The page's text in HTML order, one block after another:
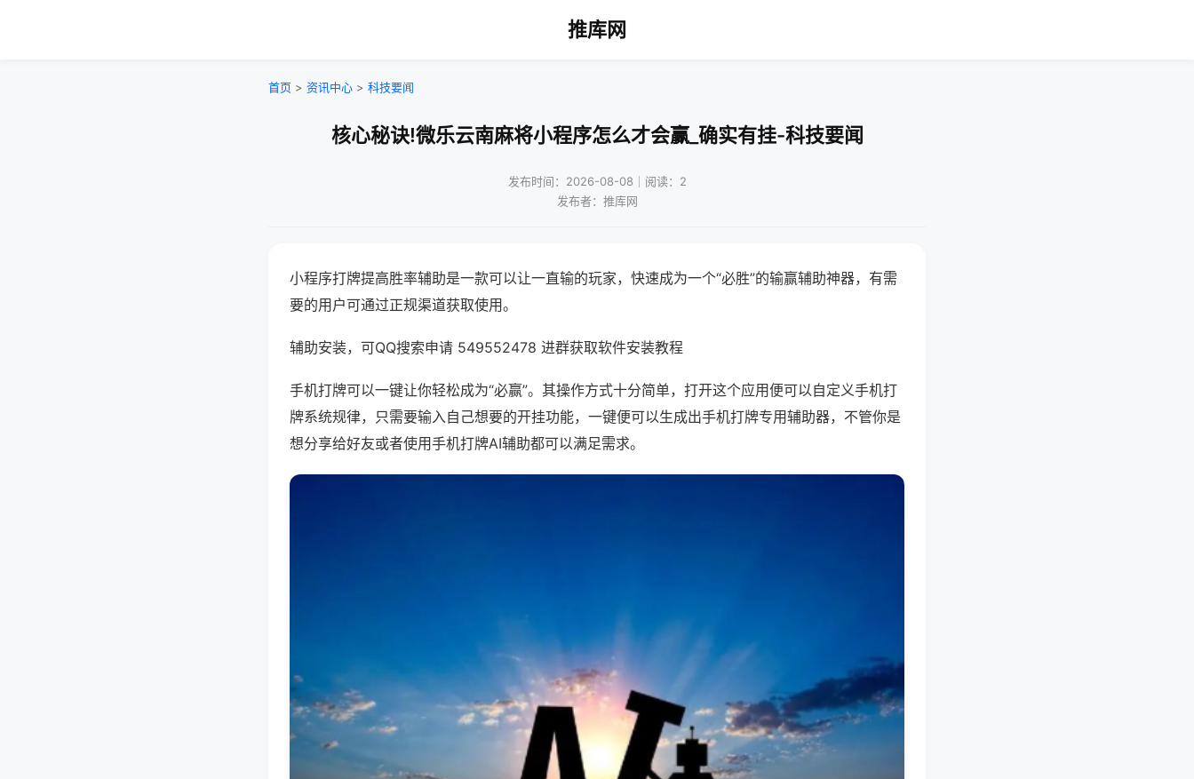
推库网
首页 > 资讯中心 > 科技要闻
核心秘诀!微乐云南麻将小程序怎么才会赢_确实有挂-科技要闻
发布时间：2026-08-08｜阅读：2
发布者：推库网
小程序打牌提高胜率辅助是一款可以让一直输的玩家，快速成为一个“必胜”的输赢辅助神器，有需
要的用户可通过正规渠道获取使用。
辅助安装，可QQ搜索申请 549552478 进群获取软件安装教程
手机打牌可以一键让你轻松成为“必赢”。其操作方式十分简单，打开这个应用便可以自定义手机打
牌系统规律，只需要输入自己想要的开挂功能，一键便可以生成出手机打牌专用辅助器，不管你是
想分享给好友或者使用手机打牌AI辅助都可以满足需求。